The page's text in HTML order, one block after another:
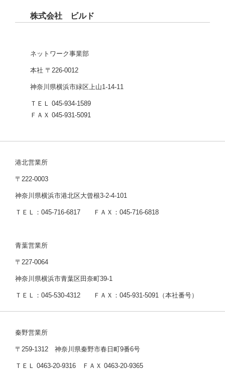
株式会社 ビルド
ネットワーク事業部
本社 〒226-0012
神奈川県横浜市緑区上山1-14-11
ＴＥＬ 045-934-1589
ＦＡＸ 045-931-5091
港北営業所
〒222-0003
神奈川県横浜市港北区大曾根3-2-4-101
ＴＥＬ：045-716-6817 ＦＡＸ：045-716-6818
青葉営業所
〒227-0064
神奈川県横浜市青葉区田奈町39-1
ＴＥＬ：045-530-4312 ＦＡＸ：045-931-5091（本社番号）
秦野営業所
〒259-1312 神奈川県秦野市春日町9番6号
ＴＥＬ 0463-20-9316 ＦＡＸ 0463-20-9365